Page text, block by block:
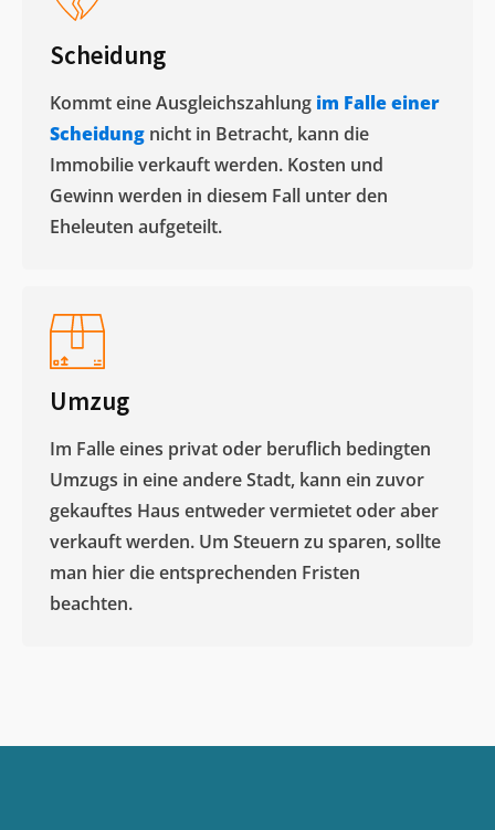
Scheidung
Kommt eine Ausgleichszahlung im Falle einer
Scheidung nicht in Betracht, kann die
Immobilie verkauft werden. Kosten und
Gewinn werden in diesem Fall unter den
Eheleuten aufgeteilt.​
Umzug
Im Falle eines privat oder beruflich bedingten
Umzugs in eine andere Stadt, kann ein zuvor
gekauftes Haus entweder vermietet oder aber
verkauft werden. Um Steuern zu sparen, sollte
man hier die entsprechenden Fristen
beachten.